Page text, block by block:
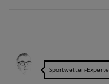
Sportwetten-Experte